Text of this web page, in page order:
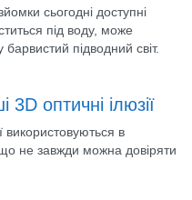
сьогодні доступні
під воду, може
підводний світ.
3D оптичні ілюзії
використовуються в
не завжди можна довіряти